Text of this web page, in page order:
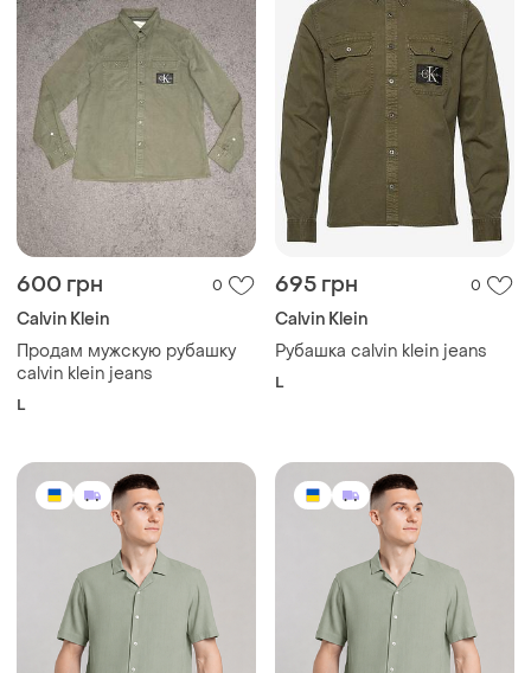
600 грн 0
Calvin Klein
Продам мужскую рубашку
calvin klein jeans
L
695 грн 0
Calvin Klein
Рубашка calvin klein jeans
L